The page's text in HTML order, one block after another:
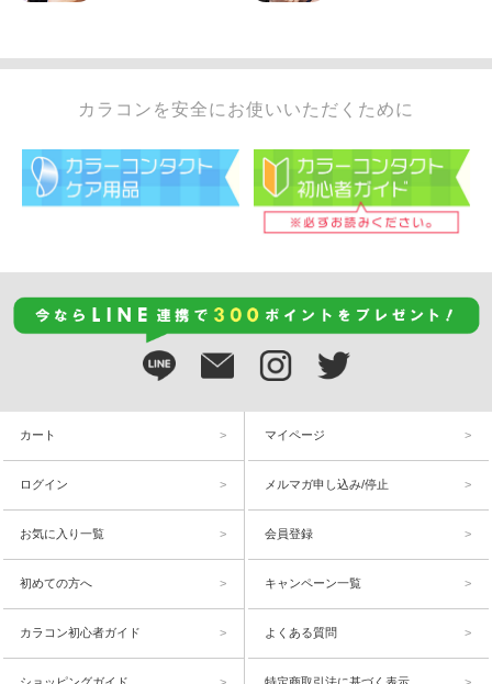
カラコンを安全にお使いいただくために
カート マイページ
ログイン メルマガ申し込み/停止
お気に入り一覧 会員登録
初めての方へ キャンペーン一覧
カラコン初心者ガイド よくある質問